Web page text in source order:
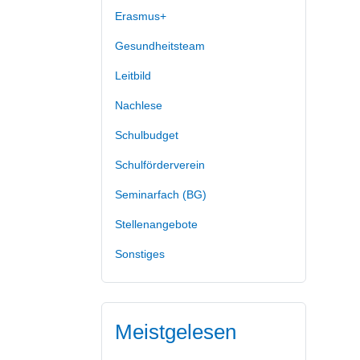
Erasmus+
Gesundheitsteam
Leitbild
Nachlese
Schulbudget
Schulförderverein
Seminarfach (BG)
Stellenangebote
Sonstiges
Meistgelesen